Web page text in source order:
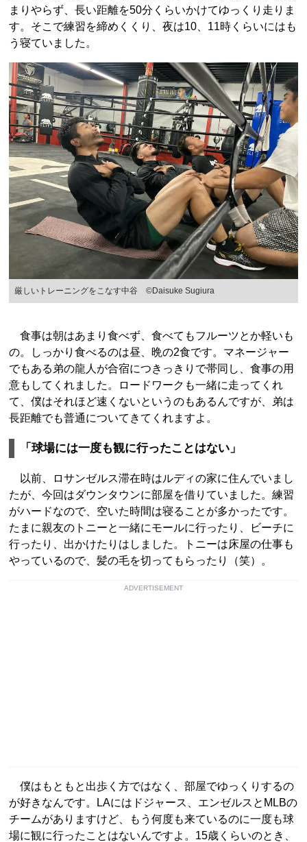
まりやらず、長い距離を50分くらいかけてゆっくり走りま
す。そこで練習を締めくくり、夜は10、11時くらいにはも
う寝ていました。
厳しいトレーニングをこなす中谷 ©︎Daisuke Sugiura
食事は朝はあまり食べず、食べてもフルーツとか軽いも
の。しっかり食べるのは昼、晩の2食です。マネージャー
でもある弟の龍人が合宿につきっきりで帯同し、食事の用
意もしてくれました。ロードワークも一緒に走ってくれ
て、僕はそれほど速くないというのもあるんですが、弟は
長距離でも普通についてきてくれますよ。
「球場には一度も観に行ったことはない」
以前、ロサンゼルス滞在時はルディの家に住んでいまし
たが、今回はダウンタウンに部屋を借りていました。練習
がハードなので、空いた時間は寝ることが多かったです。
たまに親友のトニーと一緒にモールに行ったり、ビーチに
行ったり、出かけたりはしました。トニーは床屋の仕事も
やっているので、髪の毛を切ってもらったり（笑）。
ADVERTISEMENT
僕はもともと出歩く方ではなく、部屋でゆっくりするの
が好きなんです。LAにはドジャース、エンゼルスとMLBの
チームがありますけど、もう何度も来ているのに一度も球
場に観に行ったことはないんですよ。15歳くらいのとき、